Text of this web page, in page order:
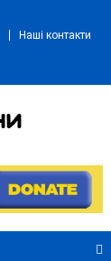
Наші контакти